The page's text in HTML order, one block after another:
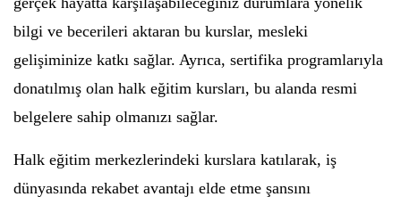
bilgi ve becerileri aktaran bu kurslar, mesleki
gelişiminize katkı sağlar. Ayrıca, sertifika programlarıyla
donatılmış olan halk eğitim kursları, bu alanda resmi
belgelere sahip olmanızı sağlar.
Halk eğitim merkezlerindeki kurslara katılarak, iş
dünyasında rekabet avantajı elde etme şansını